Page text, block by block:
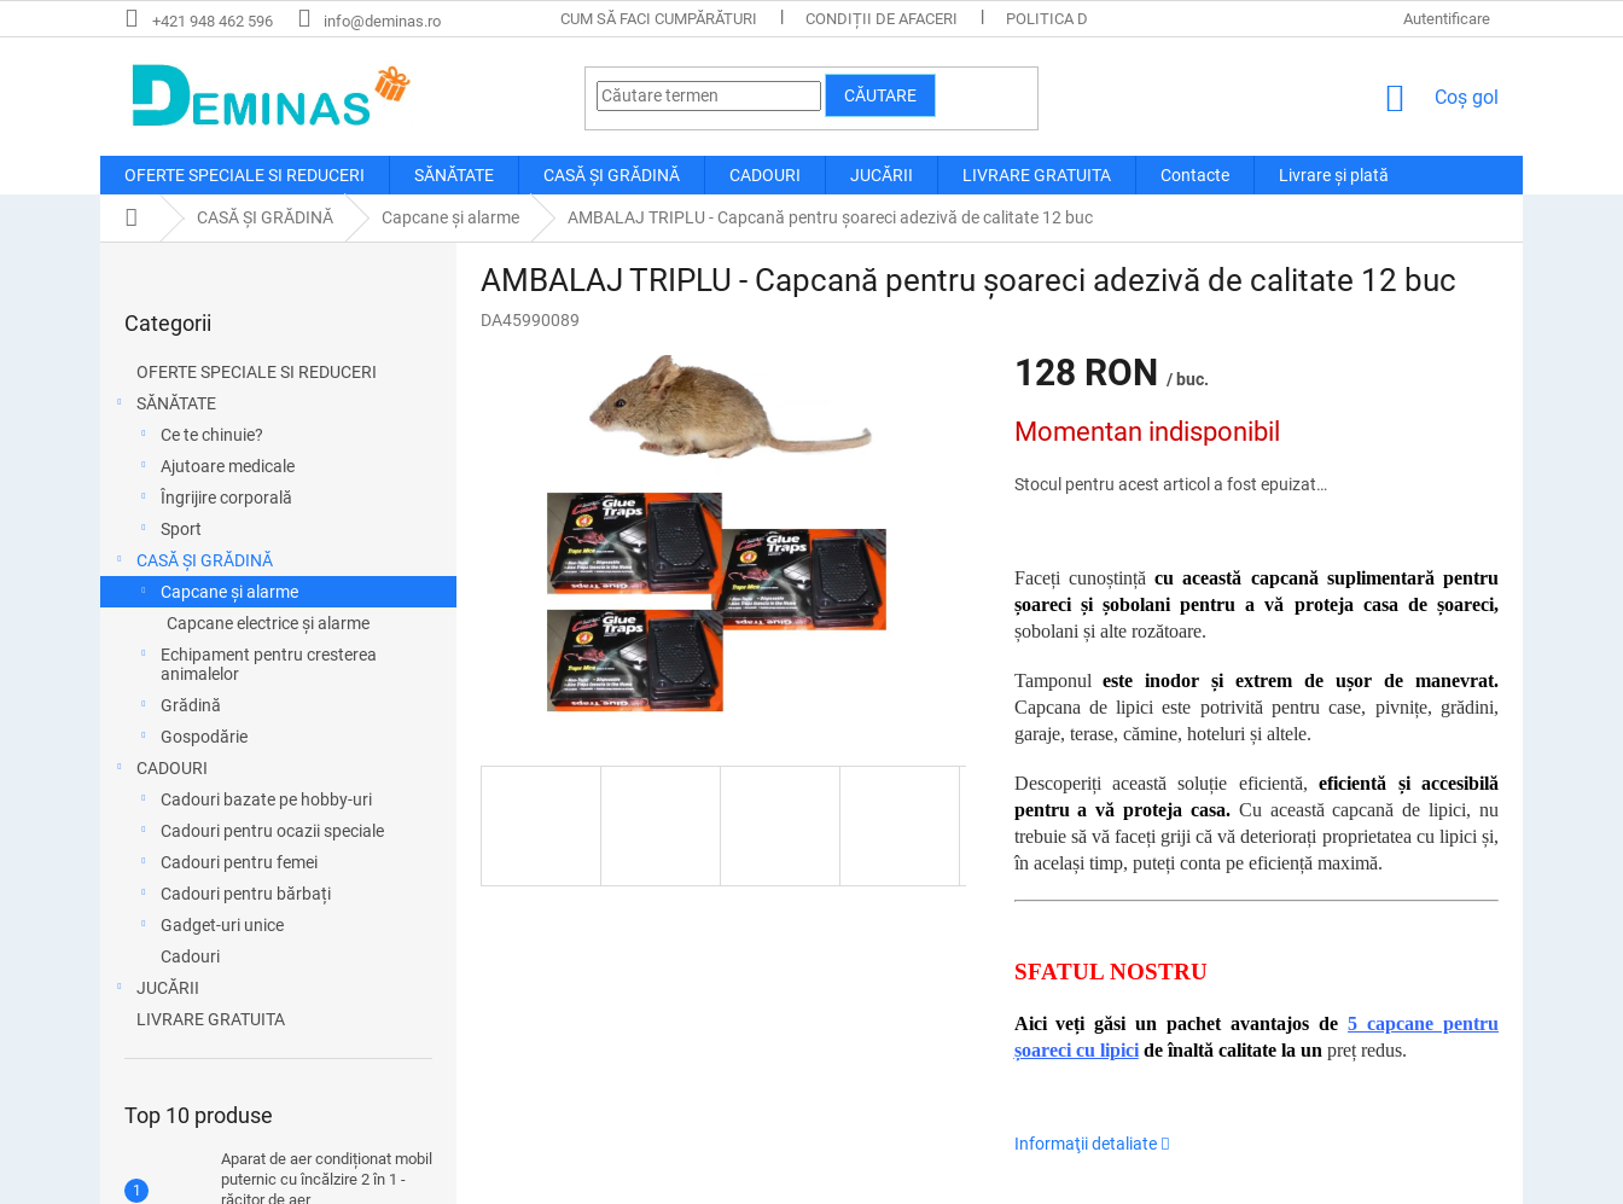
la
+421 948 462 596 info@deminas.ro CUM SĂ FACI CUMPĂRĂTURI CONDIȚII DE AFACERI POLITICA DE CONFIDENȚIALITATE LIVRARE ȘI PLATĂ RECLAMAȚII ȘI
Autentificare
CĂUTARE
COŞ
CUMPĂRĂTURI
Coş gol
OFERTE SPECIALE SI REDUCERI SĂNĂTATE CASĂ ȘI GRĂDINĂ CADOURI JUCĂRII LIVRARE GRATUITA Contacte Livrare și plată
Acasă CASĂ ȘI GRĂDINĂ Capcane și alarme AMBALAJ TRIPLU - Capcană pentru șoareci adezivă de calitate 12 buc
peste
Categorii
OFERTE SPECIALE SI REDUCERI
SĂNĂTATE
Ce te chinuie?
Ajutoare medicale
Îngrijire corporală
Sport
CASĂ ȘI GRĂDINĂ
Capcane și alarme
Capcane electrice și alarme
Echipament pentru cresterea
animalelor
Grădină
Gospodărie
CADOURI
Cadouri bazate pe hobby-uri
Cadouri pentru ocazii speciale
Cadouri pentru femei
Cadouri pentru bărbați
Gadget-uri unice
Cadouri
JUCĂRII
LIVRARE GRATUITA
Top 10 produse
Aparat de aer condiționat mobil
puternic cu încălzire 2 în 1 -
răcitor de aer
AMBALAJ TRIPLU - Capcană pentru șoareci adezivă de calitate 12 buc
DA45990089
128 RON / buc.
preţ:
Momentan indisponibil
Stocul pentru acest articol a fost epuizat…
Faceți cunoștințăcu această capcană suplimentară pentru
șoareci și șobolani pentru a vă proteja casa de șoareci,
șobolani și alte rozătoare.
Tamponuleste inodor și extrem de ușor de manevrat.
Capcana de lipici este potrivită pentru case, pivnițe, grădini,
garaje, terase, cămine, hoteluri și altele.
Descoperiți această soluție eficientă, eficientă și accesibilă
pentru a vă proteja casa. Cu această capcană de lipici, nu
trebuie să vă faceți griji că vă deteriorați proprietatea cu lipici și,
în același timp, puteți conta pe eficiență maximă.
SFATUL NOSTRU
Aici veți găsi un pachet avantajos de 5 capcane pentru
șoareci cu lipici de înaltă calitate la unpreț redus.
Informaţii detaliate